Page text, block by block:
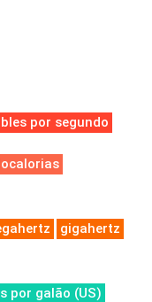
por segundo
gigahertz
por galão (US)